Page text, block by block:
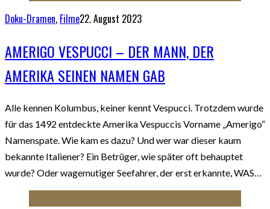
Doku-Dramen, Filme22. August 2023
AMERIGO VESPUCCI – DER MANN, DER
AMERIKA SEINEN NAMEN GAB
Alle kennen Kolumbus, keiner kennt Vespucci. Trotzdem wurde
für das 1492 entdeckte Amerika Vespuccis Vorname „Amerigo“
Namenspate. Wie kam es dazu? Und wer war dieser kaum
bekannte Italiener? Ein Betrüger, wie später oft behauptet
wurde? Oder wagemutiger Seefahrer, der erst erkannte, WAS…